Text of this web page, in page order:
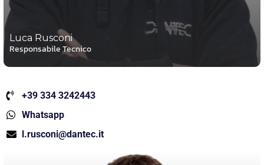
Luca Rusconi
Responsabile Tecnico
+39 334 3242443
Whatsapp
l.rusconi@dantec.it